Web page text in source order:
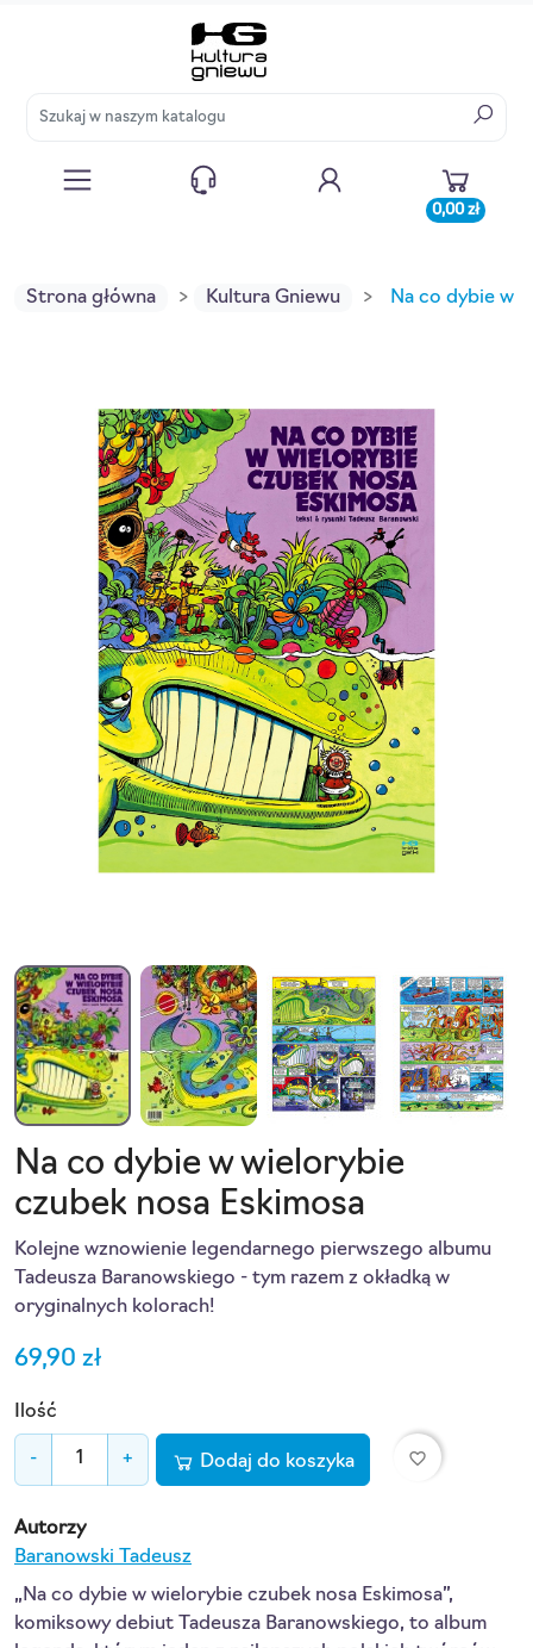
0,00 zł
Strona główna Kultura Gniewu Na co dybie w
Na co dybie w wielorybie
czubek nosa Eskimosa
Kolejne wznowienie legendarnego pierwszego albumu
Tadeusza Baranowskiego - tym razem z okładką w
oryginalnych kolorach!
69,90 zł
Ilość
- + Dodaj do koszyka favorite_border
Autorzy
Baranowski Tadeusz
„Na co dybie w wielorybie czubek nosa Eskimosa”,
komiksowy debiut Tadeusza Baranowskiego, to album